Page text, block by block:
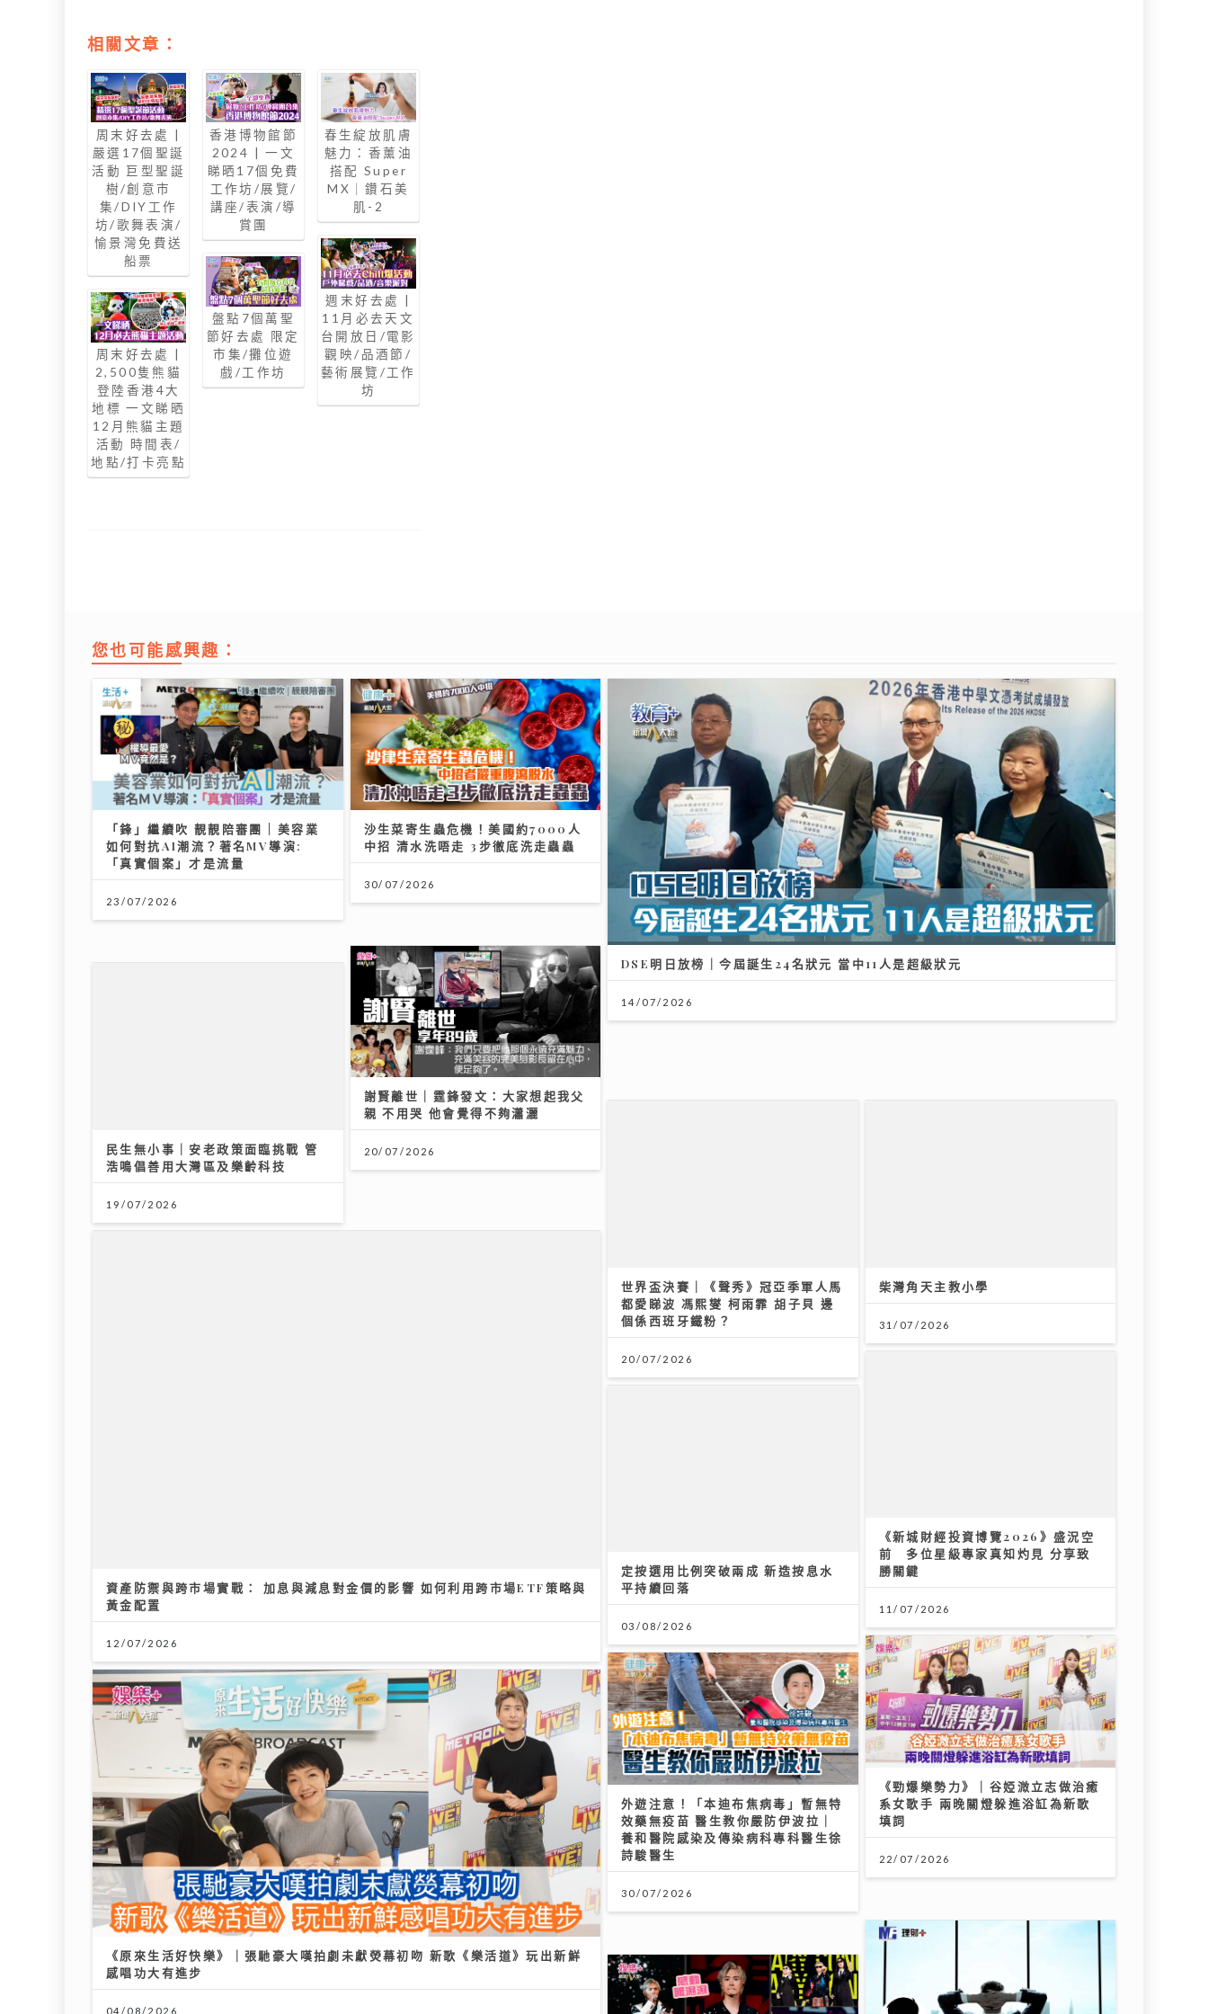
相關文章：
周末好去處 |
嚴選17個聖誕
活動 巨型聖誕
樹/創意市
集/DIY工作
坊/歌舞表演/
愉景灣免費送
船票
周末好去處 |
2,500隻熊貓
登陸香港4大
地標 一文睇晒
12月熊貓主題
活動 時間表/
地點/打卡亮點
香港博物館節
2024 | 一文
睇晒17個免費
工作坊/展覽/
講座/表演/導
賞團
盤點7個萬聖
節好去處 限定
市集/攤位遊
戲/工作坊
春生綻放肌膚
魅力：香薰油
搭配 Super
MX｜鑽石美
肌-2
週末好去處 |
11月必去天文
台開放日/電影
觀映/品酒節/
藝術展覽/工作
坊
您也可能感興趣：
「鋒」繼續吹 靚靚陪審團 | 美容業
如何對抗AI潮流？著名MV導演:
「真實個案」才是流量
23/07/2026
沙生菜寄生蟲危機！美國約7000人
中招 清水洗唔走 3步徹底洗走蟲蟲
30/07/2026
DSE明日放榜｜今屆誕生24名狀元 當中11人是超級狀元
14/07/2026
謝賢離世｜霆鋒發文：大家想起我父
親 不用哭 他會覺得不夠瀟灑
20/07/2026
《勁爆樂勢力》｜谷婭溦立志做治癒
系女歌手 兩晚關燈躲進浴缸為新歌
填詞
22/07/2026
外遊注意！「本迪布焦病毒」暫無特
效藥無疫苗 醫生教你嚴防伊波拉｜
養和醫院感染及傳染病科專科醫生徐
詩駿醫生
30/07/2026
《原來生活好快樂》｜張馳豪大嘆拍劇未獻熒幕初吻 新歌《樂活道》玩出新鮮
感唱功大有進步
一生的事業
14/07/2026
Jason20週年演唱會｜陳柏宇尾場
2026年上半年樓按市場回顧
20/07/2026
大暑養生｜吹錯冷氣比中暑更傷身！
一文睇清老中青降溫法
23/07/2026
展望 2026 年下半年樓按市場
27/07/2026
英健朗新歌自揭感情傷疤 MV暗藏舊
古淖文率多位歌手黃埔天地美食坊演出 女團成員分享睇波心得同場展現球技
19/07/2026
29/07/2026
《勁爆樂勢力》｜洪助昇《一億歲後》代亡父向母示愛 首次作曲挑戰高音唱到
頭暈缺氧
09/08/2026
鄺美雲 親赴5100米西藏高山考察
攜12位2026 香港小姐 候選佳麗亮
相 傳授「水中黃金」美顏秘訣
30/07/2026
世界盃決賽｜球迷逼爆黃埔美食坊直
擊西班牙奪冠 300吋巨型大屏幕睇
入球勁震撼
DSE放榜2026終極懶人包｜惡劣天
氣安排＋物品清單+重要日程